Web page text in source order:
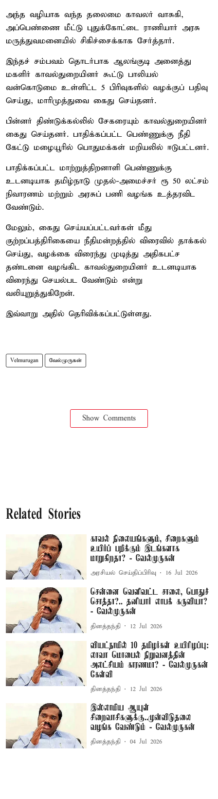
அந்த வழியாக வந்த தலைமை காவலர் வாசுகி,
அப்பெண்ணை மீட்டு புதுக்கோட்டை ராணியார் அரசு
மருத்துவமனையில் சிகிச்சைக்காக சேர்த்தார்.
இந்தச் சம்பவம் தொடர்பாக ஆலங்குடி அனைத்து
மகளிர் காவல்துறையினர் கூட்டு பாலியல்
வன்கொடுமை உள்ளிட்ட 5 பிரிவுகளில் வழக்குப் பதிவு
செய்து, மாரிமுத்துவை கைது செய்தனர்.
பின்னர் திண்டுக்கல்லில் சேகரையும் காவல்துறையினர்
கைது செய்தனர். பாதிக்கப்பட்ட பெண்ணுக்கு நீதி
கேட்டு மழையூரில் பொதுமக்கள் மறியலில் ஈடுபட்டனர்.
பாதிக்கப்பட்ட மாற்றுத்திறனாளி பெண்ணுக்கு
உடனடியாக தமிழ்நாடு முதல்-அமைச்சர் ரூ 50 லட்சம்
நிவாரணம் மற்றும் அரசுப் பணி வழங்க உத்தரவிட
வேண்டும்.
மேலும், கைது செய்யப்பட்டவர்கள் மீது
குற்றப்பத்திரிகையை நீதிமன்றத்தில் விரைவில் தாக்கல்
செய்து, வழக்கை விரைந்து முடித்து அதிகபட்ச
தண்டனை வழங்கிட காவல்துறையினர் உடனடியாக
விரைந்து செயல்பட வேண்டும் என்று
வலியுறுத்துகிறேன்.
இவ்வாறு அதில் தெரிவிக்கப்பட்டுள்ளது.
Velmurugan வேல்முருகன்
Show Comments
Related Stories
காவல் நிலையங்களும், சிறைகளும்
உயிர்ப் பறிக்கும் இடங்களாக
மாறுகிறதா? - வேல்முருகன்
அரசியல் செய்திப்பிரிவு 16 Jul 2026
சென்னை வெளிவட்ட சாலை, பொதுச்
சொத்தா?.. தனியார் லாபக் கருவியா?
- வேல்முருகன்
தினத்தந்தி 12 Jul 2026
வியட்நாமில் 10 தமிழர்கள் உயிரிழப்பு:
லாவா மொபைல் நிறுவனத்தின்
அலட்சியம் காரணமா? - வேல்முருகன்
கேள்வி
தினத்தந்தி 12 Jul 2026
இஸ்லாமிய ஆயுள்
சிறைவாசிகளுக்கு..முன்விடுதலை
வழங்க வேண்டும் - வேல்முருகன்
தினத்தந்தி 04 Jul 2026